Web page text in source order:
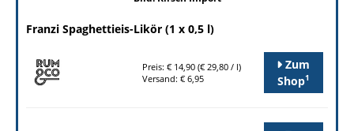
Franzi Spaghettieis-Likör (1 x 0,5 l)
Preis: € 14,90 (€ 29,80 / l)
Versand: € 6,95
Zum
Shop1